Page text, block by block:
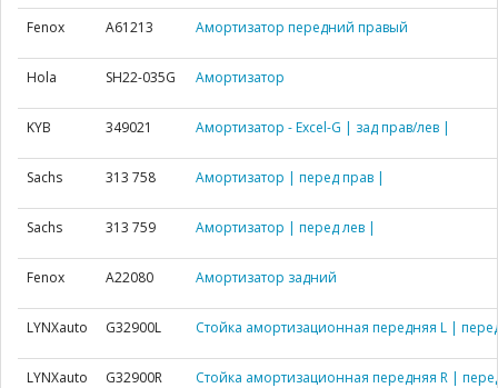
Fenox A61213 Амортизатор передний правый
Hola SH22-035G Амортизатор
KYB 349021 Амортизатор - Excel-G | зад прав/лев |
Sachs 313 758 Амортизатор | перед прав |
Sachs 313 759 Амортизатор | перед лев |
Fenox A22080 Амортизатор задний
LYNXauto G32900L Стойка амортизационная передняя L |
LYNXauto G32900R Стойка амортизационная передняя R |